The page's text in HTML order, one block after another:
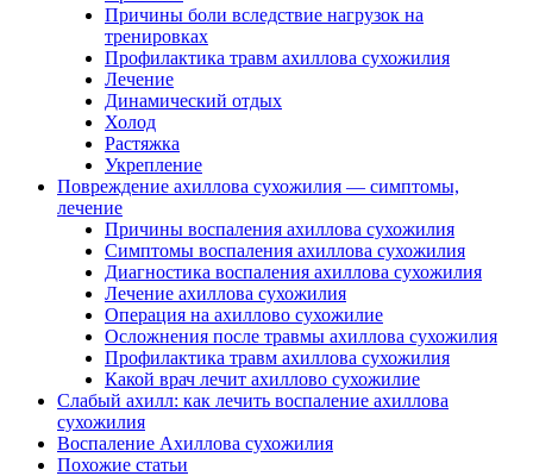
Причины боли вследствие нагрузок на
тренировках
Профилактика травм ахиллова сухожилия
Лечение
Динамический отдых
Холод
Растяжка
Укрепление
Повреждение ахиллова сухожилия — симптомы,
лечение
Причины воспаления ахиллова сухожилия
Симптомы воспаления ахиллова сухожилия
Диагностика воспаления ахиллова сухожилия
Лечение ахиллова сухожилия
Операция на ахиллово сухожилие
Осложнения после травмы ахиллова сухожилия
Профилактика травм ахиллова сухожилия
Какой врач лечит ахиллово сухожилие
Слабый ахилл: как лечить воспаление ахиллова
сухожилия
Воспаление Ахиллова сухожилия
Похожие статьи